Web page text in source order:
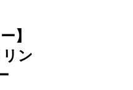
】
ン